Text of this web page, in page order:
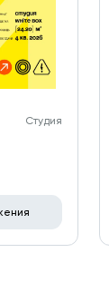
Студия